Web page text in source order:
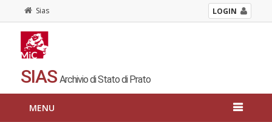
Sias LOGIN
SIAS Archivio di Stato di Prato
MENU